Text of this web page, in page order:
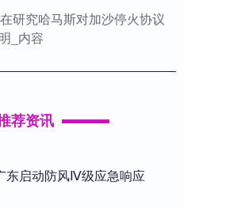
研究哈马斯对加沙停火协议
_内容
荐资讯
东启动防风Ⅳ级应急响应